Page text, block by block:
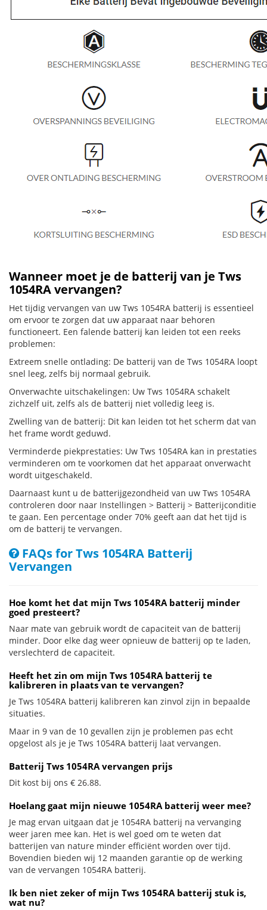
Wanneer moet je de batterij van je Tws
1054RA vervangen?
Het tijdig vervangen van uw Tws 1054RA batterij is essentieel
om ervoor te zorgen dat uw apparaat naar behoren
functioneert. Een falende batterij kan leiden tot een reeks
problemen:
Extreem snelle ontlading: De batterij van de Tws 1054RA loopt
snel leeg, zelfs bij normaal gebruik.
Onverwachte uitschakelingen: Uw Tws 1054RA schakelt
zichzelf uit, zelfs als de batterij niet volledig leeg is.
Zwelling van de batterij: Dit kan leiden tot het scherm dat van
het frame wordt geduwd.
Verminderde piekprestaties: Uw Tws 1054RA kan in prestaties
verminderen om te voorkomen dat het apparaat onverwacht
wordt uitgeschakeld.
Daarnaast kunt u de batterijgezondheid van uw Tws 1054RA
controleren door naar Instellingen > Batterij > Batterijconditie
te gaan. Een percentage onder 70% geeft aan dat het tijd is
om de batterij te vervangen.
FAQs for Tws 1054RA Batterij
Vervangen
Hoe komt het dat mijn Tws 1054RA batterij minder
goed presteert?
Naar mate van gebruik wordt de capaciteit van de batterij
minder. Door elke dag weer opnieuw de batterij op te laden,
verslechterd de capaciteit.
Heeft het zin om mijn Tws 1054RA batterij te
kalibreren in plaats van te vervangen?
Je Tws 1054RA batterij kalibreren kan zinvol zijn in bepaalde
situaties.
Maar in 9 van de 10 gevallen zijn je problemen pas echt
opgelost als je je Tws 1054RA batterij laat vervangen.
Batterij Tws 1054RA vervangen prijs
Dit kost bij ons € 26.88.
Hoelang gaat mijn nieuwe 1054RA batterij weer mee?
Je mag ervan uitgaan dat je 1054RA batterij na vervanging
weer jaren mee kan. Het is wel goed om te weten dat
batterijen van nature minder efficiënt worden over tijd.
Bovendien bieden wij 12 maanden garantie op de werking
van de vervangen 1054RA batterij.
Ik ben niet zeker of mijn Tws 1054RA batterij stuk is,
wat nu?